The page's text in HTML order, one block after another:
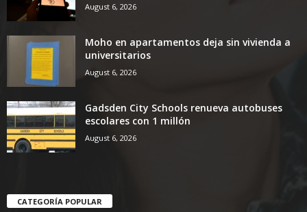
August 6, 2026
Moho en apartamentos deja sin vivienda a
universitarios
August 6, 2026
Gadsden City Schools renueva autobuses
escolares con 1 millón
August 6, 2026
CATEGORÍA POPULAR